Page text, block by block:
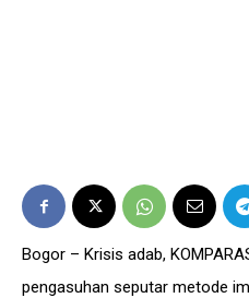
Bogor – Krisis adab,
pengasuhan seputar metode